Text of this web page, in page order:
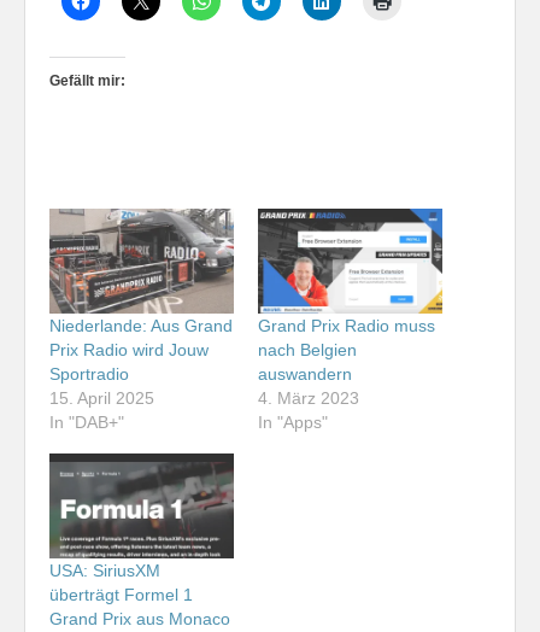
Gefällt mir:
Niederlande: Aus Grand
Prix Radio wird Jouw
Sportradio
15. April 2025
In "DAB+"
Grand Prix Radio muss
nach Belgien
auswandern
4. März 2023
In "Apps"
USA: SiriusXM
überträgt Formel 1
Grand Prix aus Monaco